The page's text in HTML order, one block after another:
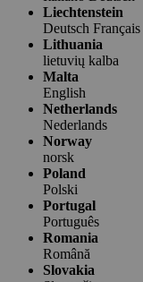
Liechtenstein
Deutsch Français
Lithuania
lietuvių kalba
Malta
English
Netherlands
Nederlands
Norway
norsk
Poland
Polski
Portugal
Português
Romania
Română
Slovakia